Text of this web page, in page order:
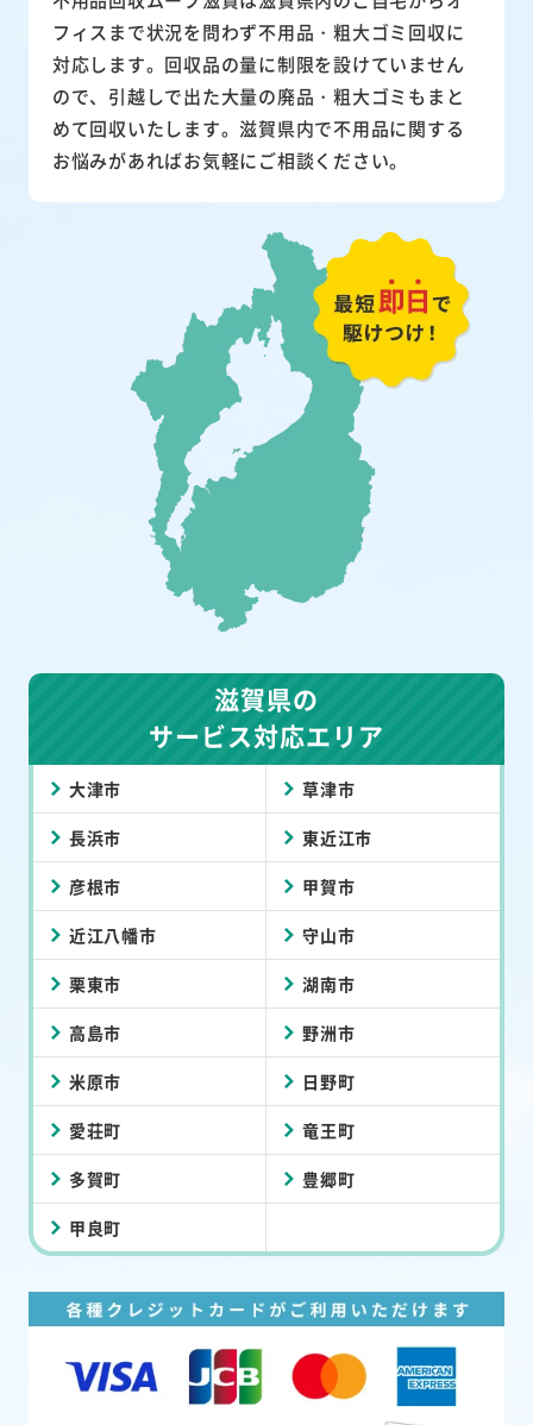
フィスまで状況を問わず不用品・粗大ゴミ回収に
対応します。回収品の量に制限を設けていません
ので、引越しで出た大量の廃品・粗大ゴミもまと
めて回収いたします。滋賀県内で不用品に関する
お悩みがあればお気軽にご相談ください。
滋賀県の
サービス対応エリア
大津市 草津市
長浜市 東近江市
彦根市 甲賀市
近江八幡市 守山市
栗東市 湖南市
高島市 野洲市
米原市 日野町
愛荘町 竜王町
多賀町 豊郷町
甲良町